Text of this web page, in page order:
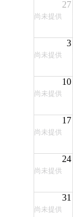
27
尚未提供
3
尚未提供
10
尚未提供
17
尚未提供
24
尚未提供
31
尚未提供